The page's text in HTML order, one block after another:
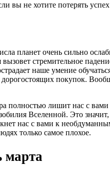
не хотите потерять
планет очень сильно
стремительное
наше умение
покупок.
полностью лишит нас с
Вселенной. Это
нас с вами к
только самое плохое.
марта